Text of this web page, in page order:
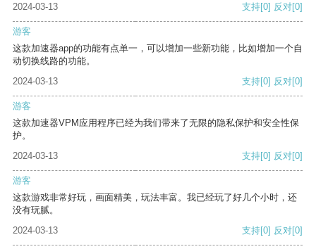
2024-03-13 支持[0] 反对[0]
游客
这款加速器app的功能有点单一，可以增加一些新功能，比如增加一个自
动切换线路的功能。
2024-03-13
支持[0] 反对[0]
游客
这款加速器VPM应用程序已经为我们带来了无限的隐私保护和安全性保
护。
2024-03-13
支持[0] 反对[0]
游客
这款游戏非常好玩，画面精美，玩法丰富。我已经玩了好几个小时，还
没有玩腻。
2024-03-13
支持[0] 反对[0]